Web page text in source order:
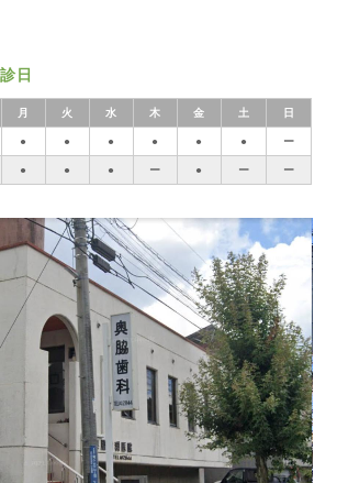
日
月 火 水 木 金 土
日
● ● ● ● ● ●
ー
● ● ● ー ● ー ー